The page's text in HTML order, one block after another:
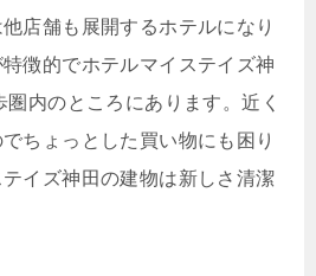
店舗も展開するホテルになり
徴的でホテルマイステイズ神
内のところにあります。近く
ちょっとした買い物にも困り
イズ神田の建物は新しさ清潔